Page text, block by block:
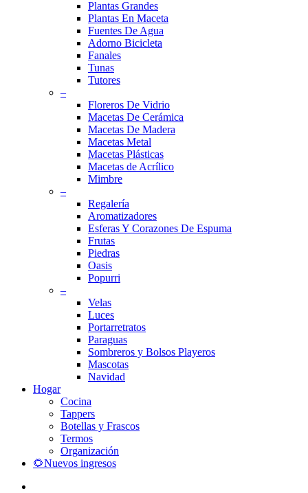
Plantas Grandes
Plantas En Maceta
Fuentes De Agua
Adorno Bicicleta
Fanales
Tunas
Tutores
–
Floreros De Vidrio
Macetas De Cerámica
Macetas De Madera
Macetas Metal
Macetas Plásticas
Macetas de Acrílico
Mimbre
–
Regalería
Aromatizadores
Esferas Y Corazones De Espuma
Frutas
Piedras
Oasis
Popurri
–
Velas
Luces
Portarretratos
Paraguas
Sombreros y Bolsos Playeros
Mascotas
Navidad
Hogar
Cocina
Tappers
Botellas y Frascos
Termos
Organización
🌻Nuevos ingresos